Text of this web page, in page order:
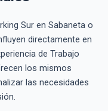
Sur en Sabaneta o
directamente en
de Trabajo
los mismos
las necesidades